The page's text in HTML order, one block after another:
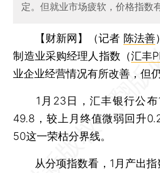
定。但就业市场疲软，价格指数
【财新网】（记者 陈法善）
制造业采购经理人指数（汇丰
业企业经营情况有所改善，但
1月23日，汇丰银行公布
49.8，较上月终值微弱回升
50这一荣枯分界线。
从分项指数看，1月产出指